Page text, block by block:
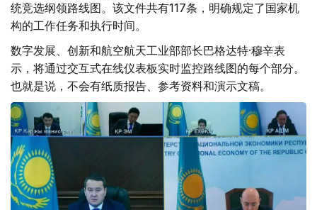
统竞选纲领路线图。该文件共有117条，明确规定了国家机
构的工作任务和执行时间。
数字发展、创新和航空航天工业部部长巴格达特·穆辛表
示，将通过交互式在线仪表板实时监控路线图的每个部分。
也就是说，不会有纸质报告、参考资料和演示文稿。